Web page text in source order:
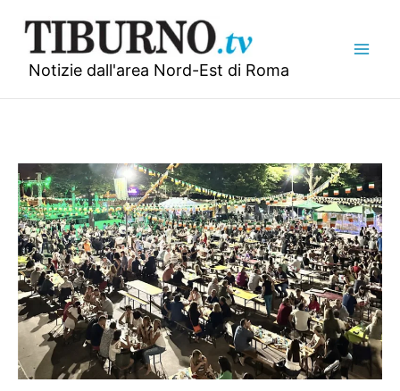
contenuto
Notizie dall'area Nord-Est di Roma